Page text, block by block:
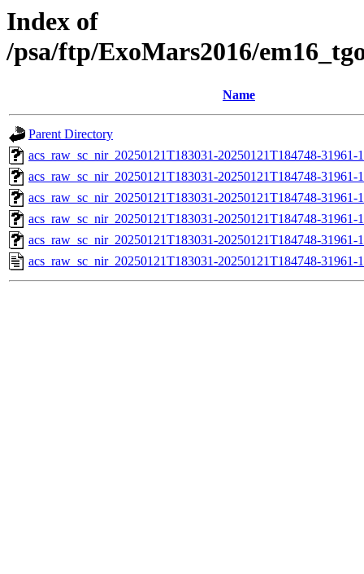
Index of
/psa/ftp/ExoMars2016/
Name
Parent Directory
acs_raw_sc_nir_20250121T183031-20250121T184748-
acs_raw_sc_nir_20250121T183031-20250121T184748-31961-
acs_raw_sc_nir_20250121T183031-20250121T184748-31961-
acs_raw_sc_nir_20250121T183031-20250121T184748-31961-
acs_raw_sc_nir_20250121T183031-20250121T184748-31961-
acs_raw_sc_nir_20250121T183031-20250121T184748-31961-